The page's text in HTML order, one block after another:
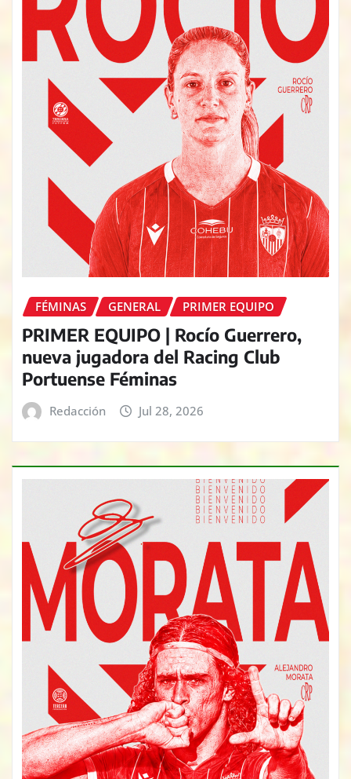
FÉMINAS GENERAL PRIMER EQUIPO
PRIMER EQUIPO | Rocío Guerrero,
nueva jugadora del Racing Club
Portuense Féminas
Redacción Jul 28, 2026